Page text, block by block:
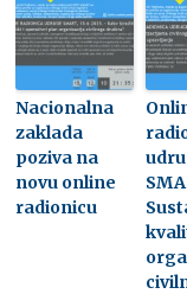
Nacionalna
zaklada
poziva na
novu online
radionicu